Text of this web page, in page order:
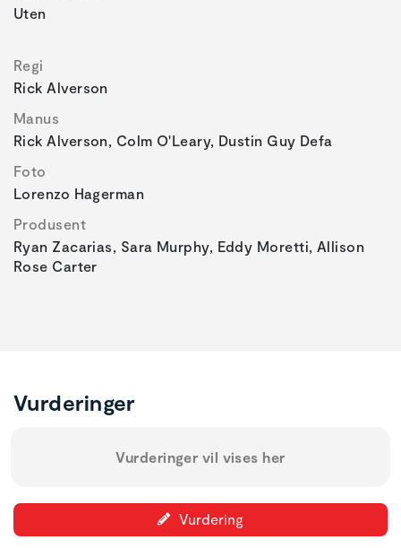
Uten
Regi
Rick Alverson
Manus
Rick Alverson, Colm O'Leary, Dustin Guy Defa
Foto
Lorenzo Hagerman
Produsent
Ryan Zacarias, Sara Murphy, Eddy Moretti, Allison
Rose Carter
Vurderinger
Vurderinger vil vises her
Vurdering